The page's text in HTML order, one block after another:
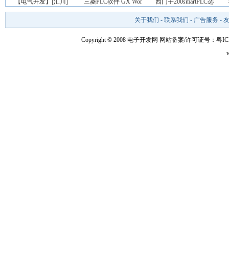
【电气开发】[汇川] 三菱PLC软件 GX Wor 西门子200smartPLC选
关于我们 - 联系我们 - 广告服务 -
Copyright © 2008 电子开发网 网站备案/许可证号：粤